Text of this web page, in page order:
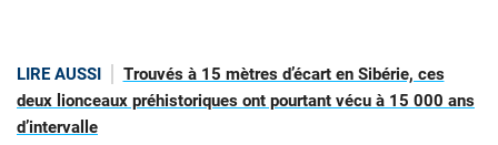
LIRE AUSSI
Trouvés à 15 mètres d’écart en Sibérie, ces
deux lionceaux préhistoriques ont pourtant vécu à 15 000 ans
d’intervalle